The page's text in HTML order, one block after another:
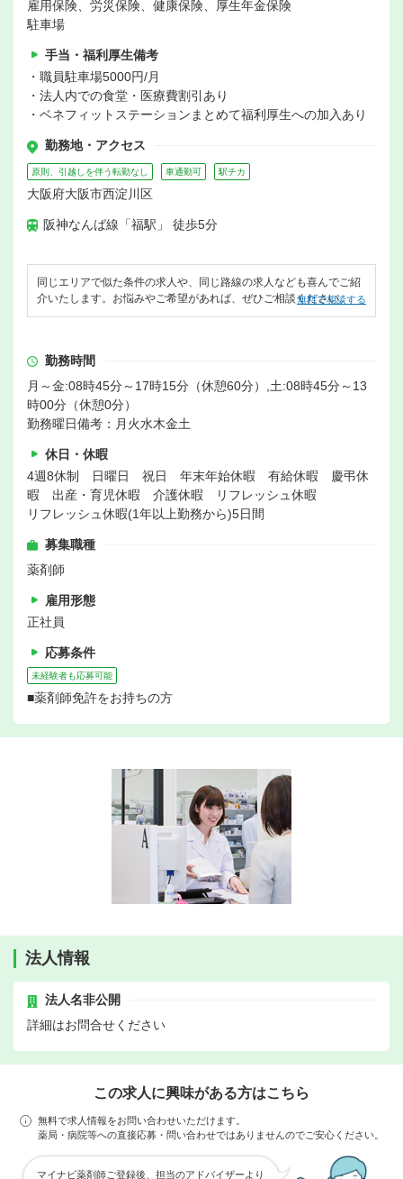
雇用保険、労災保険、健康保険、厚生年金保険
駐車場
手当・福利厚生備考
・職員駐車場5000円/月
・法人内での食堂・医療費割引あり
・ベネフィットステーションまとめて福利厚生への加入あり
勤務地・アクセス
原則、引越しを伴う転勤なし 車通勤可 駅チカ
大阪府大阪市西淀川区
阪神なんば線「福駅」 徒歩5分
同じエリアで似た条件の求人や、同じ路線の求人なども喜んでご紹
介いたします。お悩みやご希望があれば、ぜひご相談ください。
無料で相談する
勤務時間
月～金:08時45分～17時15分（休憩60分）,土:08時45分～13
時00分（休憩0分）
勤務曜日備考：月火水木金土
休日・休暇
4週8休制 日曜日 祝日 年末年始休暇 有給休暇 慶弔休
暇 出産・育児休暇 介護休暇 リフレッシュ休暇
リフレッシュ休暇(1年以上勤務から)5日間
募集職種
薬剤師
雇用形態
正社員
応募条件
未経験者も応募可能
■薬剤師免許をお持ちの方
法人情報
法人名非公開
詳細はお問合せください
この求人に興味がある方はこちら
無料で求人情報をお問い合わせいただけます。
薬局・病院等への直接応募・問い合わせではありませんのでご安心ください。
マイナビ薬剤師ご登録後、担当のアドバイザーより